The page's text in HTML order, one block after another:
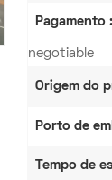
Pagamento :
negotiable
Origem do
Porto de
Tempo de